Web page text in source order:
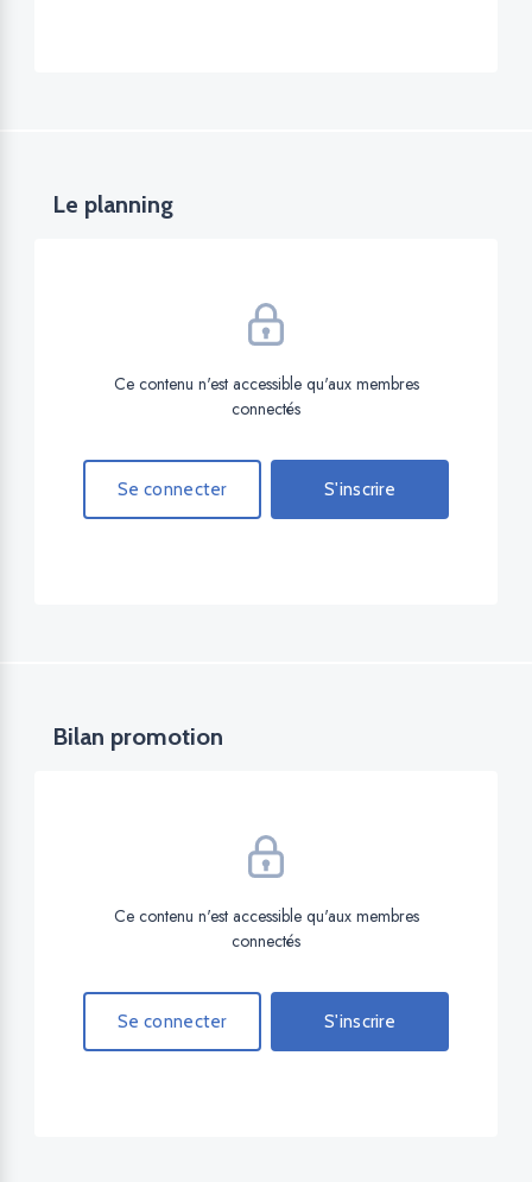
Le planning
Ce contenu n'est accessible qu'aux membres
connectés
Se connecter S'inscrire
Bilan promotion
Ce contenu n'est accessible qu'aux membres
connectés
Se connecter S'inscrire